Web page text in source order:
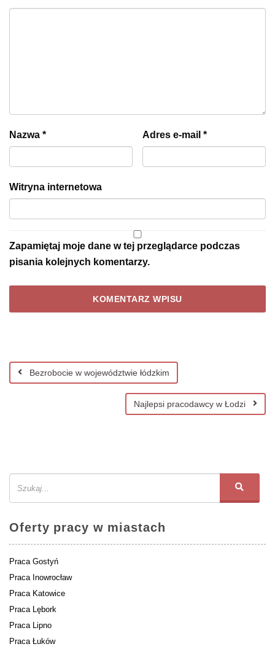
Nazwa * Adres e-mail*
Witryna internetowa
Zapamiętaj moje dane w tej przeglądarce podczas
pisania kolejnych komentarzy.
Bezrobocie w województwie łódzkim
Najlepsi pracodawcy w Łodzi
Oferty pracy w miastach
Praca Gostyń
Praca Inowrocław
Praca Katowice
Praca Lębork
Praca Lipno
Praca Łuków